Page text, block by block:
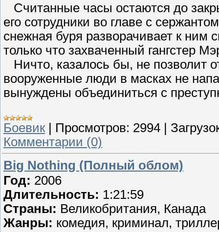
Считанные часы остаются до
его сотрудники во главе с
снежная буря разворачивает к ним
только что захваченный гангстер
Ничто, казалось бы, не позволит
вооруженные люди в масках не
вынуждены объединиться с
Боевик Просмотров: 2994
Комментарии (0)
Big Nothing (Полный облом)
Год: 2006
Длительность: 1:21:59
Страны: Великобритания, Канада
Жанры: комедия, криминал,